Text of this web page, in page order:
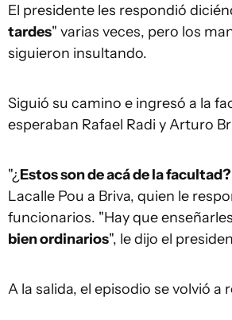
El presidente les respondió
tardes" varias veces, pero los
siguieron insultando.
Siguió su camino e ingresó a la
esperaban Rafael Radi y Arturo
"¿ Estos son de acá de la
Lacalle Pou a Briva, quien le
funcionarios. "Hay que
bien ordinarios", le dijo el
A la salida, el episodio se volvió a